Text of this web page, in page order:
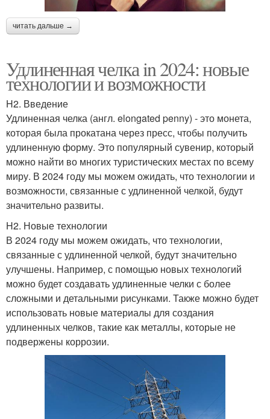
читать дальше →
Удлиненная челка in 2024: новые
технологии и возможности
H2. Введение
Удлиненная челка (англ. elongated penny) - это монета,
которая была прокатана через пресс, чтобы получить
удлиненную форму. Это популярный сувенир, который
можно найти во многих туристических местах по всему
миру. В 2024 году мы можем ожидать, что технологии и
возможности, связанные с удлиненной челкой, будут
значительно развиты.
H2. Новые технологии
В 2024 году мы можем ожидать, что технологии,
связанные с удлиненной челкой, будут значительно
улучшены. Например, с помощью новых технологий
можно будет создавать удлиненные челки с более
сложными и детальными рисунками. Также можно будет
использовать новые материалы для создания
удлиненных челков, такие как металлы, которые не
подвержены коррозии.